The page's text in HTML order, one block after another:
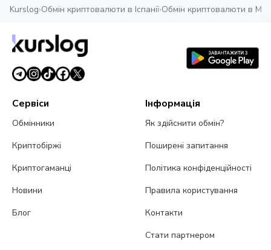
Kurslog›Обмін криптовалюти в Іспанії›Обмін криптовалюти в
Сервіси
Обмінники
Криптобіржі
Криптогаманці
Новини
Блог
Інформація
Як здійснити обмін?
Поширені запитання
Політика конфіденційності
Правила користування
Контакти
Стати партнером